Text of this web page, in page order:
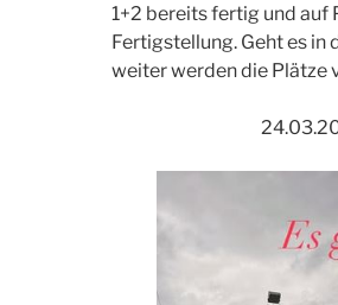
1+2 bereits fertig und auf
Fertigstellung. Geht es in
weiter werden die Plätze